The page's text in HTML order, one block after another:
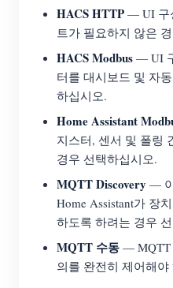
HACS HTTP — UI 구
트가 필요하지 않은
HACS Modbus — UI
터를 대시보드 및 자
하십시오.
Home Assistant
지스터, 센서 및 폴링
경우 선택하십시오.
MQTT Discovery —
Home Assistant가 장
하도록 하려는 경우
MQTT 수동 — MQTT
의를 완전히 제어해